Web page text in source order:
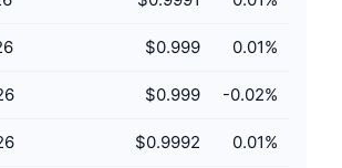
계
창출
$0.999 0.01%
$0.999 -0.02%
$0.9992 0.01%